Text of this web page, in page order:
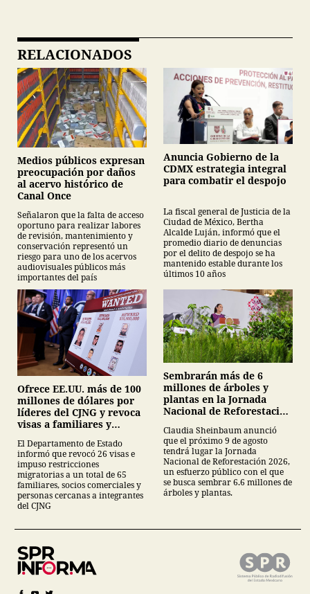
RELACIONADOS
Medios públicos expresan
preocupación por daños
al acervo histórico de
Canal Once
Señalaron que la falta de acceso
oportuno para realizar labores
de revisión, mantenimiento y
conservación representó un
riesgo para uno de los acervos
audiovisuales públicos más
importantes del país
Anuncia Gobierno de la
CDMX estrategia integral
para combatir el despojo
La fiscal general de Justicia de la
Ciudad de México, Bertha
Alcalde Luján, informó que el
promedio diario de denuncias
por el delito de despojo se ha
mantenido estable durante los
últimos 10 años
Ofrece EE.UU. más de 100
millones de dólares por
líderes del CJNG y revoca
visas a familiares y
El Departamento de Estado
informó que revocó 26 visas e
impuso restricciones
migratorias a un total de 65
familiares, socios comerciales y
personas cercanas a integrantes
del CJNG
Sembrarán más de 6
millones de árboles y
plantas en la Jornada
Nacional de Reforestación
Claudia Sheinbaum anunció
que el próximo 9 de agosto
tendrá lugar la Jornada
Nacional de Reforestación 2026,
un esfuerzo público con el que
se busca sembrar 6.6 millones de
árboles y plantas.